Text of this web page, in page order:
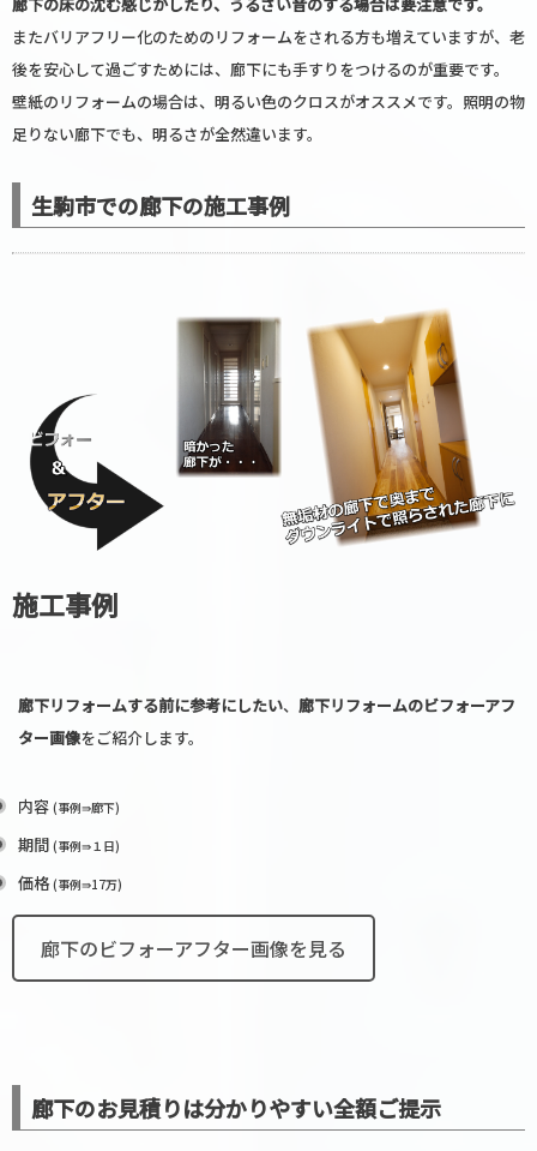
またバリアフリー化のためのリフォームをされる方も増えていますが、老
後を安心して過ごすためには、廊下にも手すりをつけるのが重要です。
壁紙のリフォームの場合は、明るい色のクロスがオススメです。照明の物
足りない廊下でも、明るさが全然違います。
生駒市での廊下の施工事例
施工事例
廊下リフォームする前に参考にしたい、 廊下リフォームのビフォーアフ
ター画像をご紹介します。
内容 (事例⇛廊下)
期間 (事例⇛１日)
価格(事例⇛17万)
廊下のビフォーアフター画像を見る
廊下のお見積りは分かりやすい全額ご提示